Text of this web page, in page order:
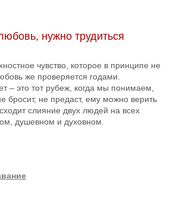
нужно трудиться
чувство, которое в принципе не
же проверяется годами.
– это тот рубеж, когда мы понимаем,
бросит, не предаст, ему можно верить
слияние двух людей на всех
душевном и духовном.